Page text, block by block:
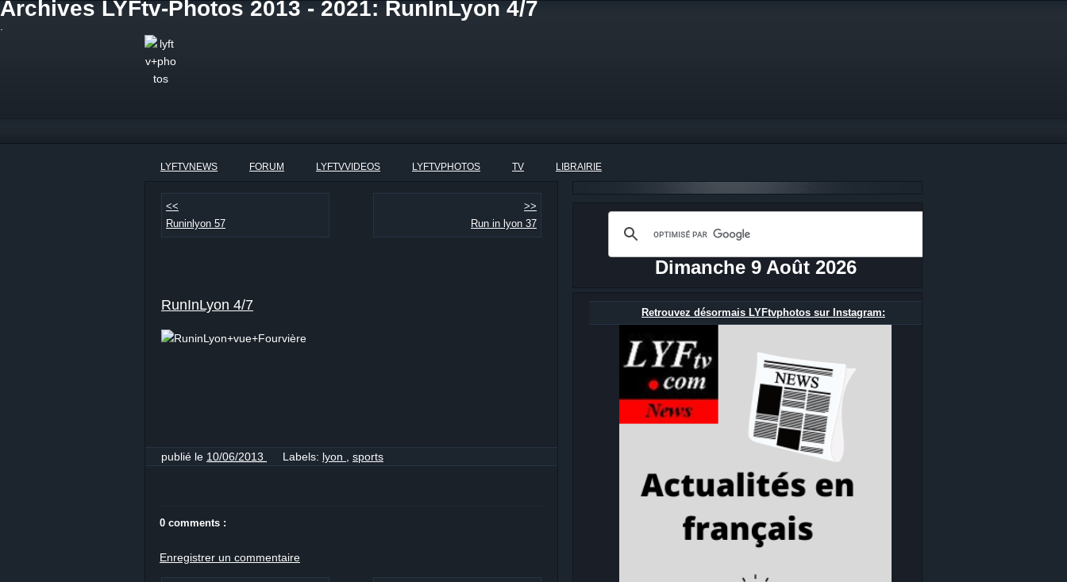
Archives LYFtv-Photos 2013 - 2021: RunInLyon 4/7
LYFTVNEWS FORUM LYFTVVIDEOS LYFTVPHOTOS TV LIBRAIRIE
<<
Runinlyon 57
>>
Run in lyon 37
RunInLyon 4/7
publié le 10/06/2013 Labels: lyon sports
0 comments :
Enregistrer un commentaire
Dimanche 9 Août 2026
Retrouvez désormais LYFtvphotos sur Instagram: